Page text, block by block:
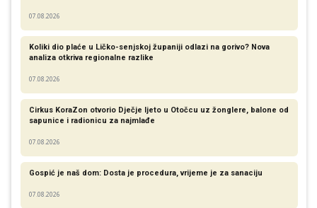
07.08.2026
Koliki dio plaće u Ličko-senjskoj županiji odlazi na gorivo? Nova
analiza otkriva regionalne razlike​
07.08.2026
Cirkus KoraZon otvorio Dječje ljeto u Otočcu uz žonglere, balone od
sapunice i radionicu za najmlađe
07.08.2026
Gospić je naš dom: Dosta je procedura, vrijeme je za sanaciju
07.08.2026